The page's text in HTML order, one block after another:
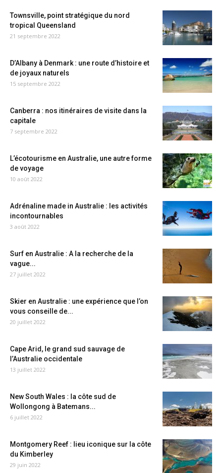
Townsville, point stratégique du nord
tropical Queensland
21 septembre 2022
D’Albany à Denmark : une route d’histoire et
de joyaux naturels
15 septembre 2022
Canberra : nos itinéraires de visite dans la
capitale
7 septembre 2022
L’écotourisme en Australie, une autre forme
de voyage
10 août 2022
Adrénaline made in Australie : les activités
incontournables
3 août 2022
Surf en Australie : A la recherche de la
vague...
27 juillet 2022
Skier en Australie : une expérience que l’on
vous conseille de...
20 juillet 2022
Cape Arid, le grand sud sauvage de
l’Australie occidentale
13 juillet 2022
New South Wales : la côte sud de
Wollongong à Batemans...
6 juillet 2022
Montgomery Reef : lieu iconique sur la côte
du Kimberley
29 juin 2022